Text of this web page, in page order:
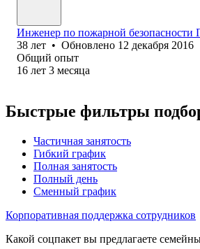
Инженер по пожарной
38 лет • Обновлено 12 декабря 2016
Общий опыт
16 лет 3 месяца
Быстрые фильтры
Частичная занятость
Гибкий график
Полная занятость
Полный день
Сменный график
Корпоративная поддержка сотрудников
Какой соцпакет вы предлагаете